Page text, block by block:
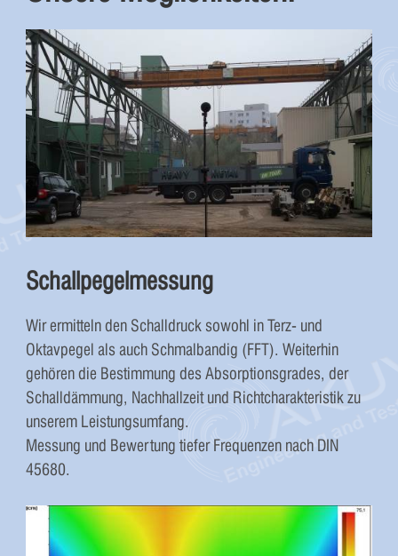
Schallpegelmessung
Wir ermitteln den Schalldruck sowohl in Terz- und
Oktavpegel als auch Schmalbandig (FFT). Weiterhin
gehören die Bestimmung des Absorptionsgrades, der
Schalldämmung, Nachhallzeit und Richtcharakteristik zu
unserem Leistungsumfang.
Messung und Bewertung tiefer Frequenzen nach DIN
45680.